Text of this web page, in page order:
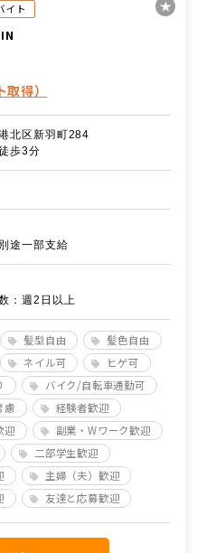
イト
得）
北区新羽町284
歩3分
途一部支給
：週2日以上
髪型自由
髪色自由
ネイル可
ヒゲ可
バイク/自転車通勤可
慮
経験者歓迎
迎
副業・Wワーク歓迎
二部学生歓迎
主婦（夫）歓迎
友達と応募歓迎